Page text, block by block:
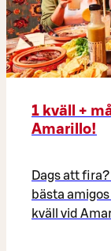
1 kväll +
Amarillo!
Dags att
bästa
kväll vid